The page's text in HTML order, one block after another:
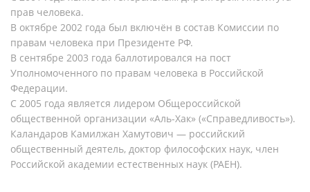
прав человека.
В октябре 2002 года был включён в состав Комиссии по
правам человека при Президенте РФ.
В сентябре 2003 года баллотировался на пост
Уполномоченного по правам человека в Российской
Федерации.
С 2005 года является лидером Общероссийской
общественной организации «Аль-Хак» («Справедливость»).
Каландаров Камилжан Хамутович — российский
общественный деятель, доктор философских наук, член
Российской академии естественных наук (РАЕН).